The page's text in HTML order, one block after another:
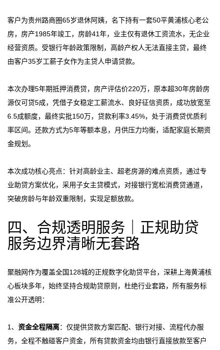
客户为贵州路商圈65岁退休阿姨，名下持有一套50平黄浦核心老公
房，房产1985年竣工，房龄41年，业主仅有退休工资流水，无企业
经营资质。受银行年龄政策限制，高龄产权人无法直接主贷，最终
由客户35岁工薪子女作为主贷人申请贷款。
本次办理5年期抵押消费贷，房产评估价220万，原本超30年房龄房
源仅可贷5成，凭借子女稳定工薪流水、良好征信资质，成功放宽至
6.5成额度，最终实批150万，贷款利率3.45%，处于消费贷优质利
率区间。还款方式为5年等额本息，月供压力均衡，适配家庭长期资
金规划。
本次成功核心亮点：针对高龄业主、超老房源的难点资质，通过专
业助贷方案优化，采用子女主贷模式，对接银行宽松消费贷通道，
突破房龄与年龄双重限制，实现足额放款。
四、合规透明服务｜正规助贷
服务边界清晰无套路
聚融网作为覆盖全国128城的正规数字化助贷平台，深耕上海黄浦核
心板块多年，始终坚持合规助贷原则，杜绝行业套路，所有服务标
准公开透明：
1、 资金全程隔离：仅提供贷款方案匹配、银行对接、流程代办服
务，全程不触碰客户资金，所有贷款资金均由银行直接放款至客户